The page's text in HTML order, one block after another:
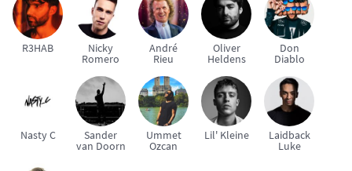
R3HAB Nicky
Romero
André
Rieu
Oliver
Heldens
Don
Diablo
Nasty C Sander
van Doorn
Ummet
Ozcan
Lil' Kleine Laidback
Luke